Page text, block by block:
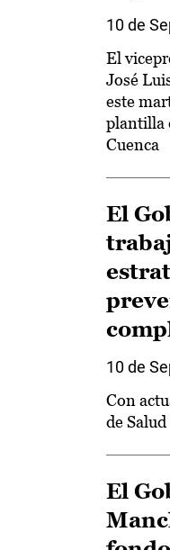
10 de
El
José
este
plantilla
Cuenca
El
10 de
Con
de
El